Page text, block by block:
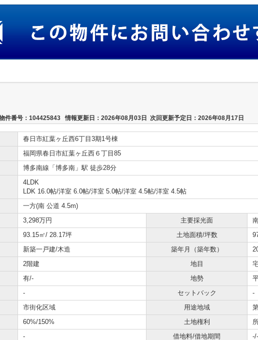
件番号：104425843 情報更新日：2026年08月03日 次回更新予定日：2026年08月17日
春日市紅葉ヶ丘西6丁目3期1号棟
福岡県春日市紅葉ヶ丘西６丁目85
博多南線「博多南」駅 徒歩28分
4LDK
LDK 16.0帖/洋室 6.0帖/洋室 5.0帖/洋室 4.5帖/洋室 4.5帖
一方(南 公道 4.5m)
3,298万円 主要採光面
93.15㎡/ 28.17坪 土地面積/坪数
新築一戸建/木造 築年月（築年数）
2階建 地目
有/- 地勢
- セットバック
-
市街化区域 用途地域
60%/150% 土地権利
- 借地料/借地期間 -/-